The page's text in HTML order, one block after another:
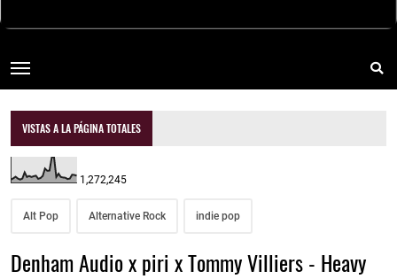
VISTAS A LA PÁGINA TOTALES
1,272,245
Alt Pop Alternative Rock indie pop
Denham Audio x piri x Tommy Villiers - Heavy